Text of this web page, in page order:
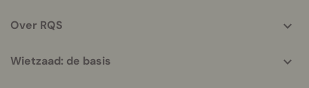
Over RQS
Wietzaad: de basis